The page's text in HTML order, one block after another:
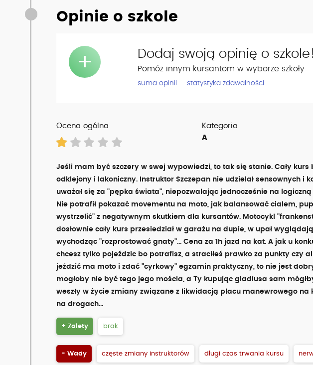
Opinie o szkole
+ Dodaj swoją opinię o szkole!
Pomóż innym kursantom w wyborze szkoły
suma opinii statystyka zdawalności
Ocena ogólna
Kategoria
A
Jeśli mam być szczery w swej wypowiedzi, to tak się stanie. Cały
odklejony i lakoniczny. Instruktor Szczepan nie udzielał sensownych i
uważał się za "pępka świata", niepozwalając jednocześnie na
Nie potrafił pokazać movementu na moto, jak balansować cialem,
wystrzelić" z negatywnym skutkiem dla kursantów. Motocykl
dosłownie cały kurs przesiedział w garażu na dupie, w upał
wychodząc "rozprostować gnaty"... Cena za 1h jazd na kat. A jak u
chcesz tylko pojeździc bo potrafisz, a straciłeś prawko za punkty czy
jeździć ma moto i zdać "cyrkowy" egzamin praktyczny, to nie jest
mogłoby nie być tego jego mościa, a Ty kupując gladiusa sam
weszły w życie zmiany związane z likwidacją placu manewrowego
na drogach...
+ Zalety brak
- Wady częste zmiany instruktorów długi czas trwania kursu